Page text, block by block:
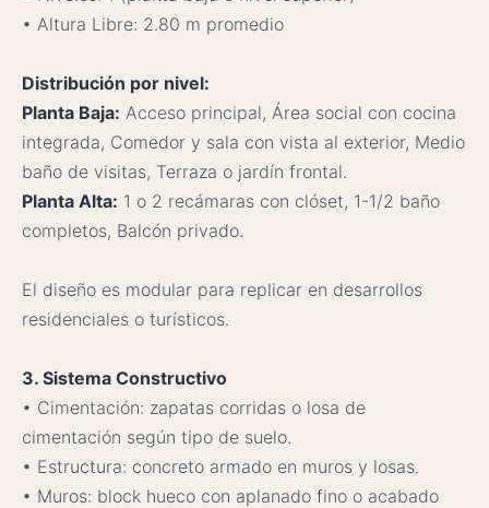
• Altura Libre: 2.80 m promedio
Distribución por nivel:
Planta Baja: Acceso principal, Área social con cocina
integrada, Comedor y sala con vista al exterior, Medio
baño de visitas, Terraza o jardín frontal.
Planta Alta: 1 o 2 recámaras con clóset, 1-1/2 baño
completos, Balcón privado.
El diseño es modular para replicar en desarrollos
residenciales o turísticos.
3. Sistema Constructivo
• Cimentación: zapatas corridas o losa de
cimentación según tipo de suelo.
• Estructura: concreto armado en muros y losas.
• Muros: block hueco con aplanado fino o acabado